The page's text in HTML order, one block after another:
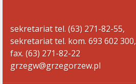
sekretariat tel. (63) 271-82-55,
sekretariat tel. kom. 693 602 300,
fax. (63) 271-82-22
grzegw@grzegorzew.pl